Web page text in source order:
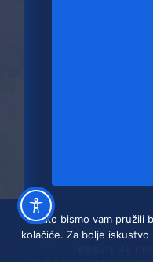
PRAVO NA
Kako bismo vam pružili
kolačiće. Za bolje